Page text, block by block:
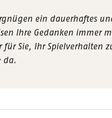
ein dauerhaftes
Ihre Gedanken immer
für Sie, Ihr Spielverhalten
da.